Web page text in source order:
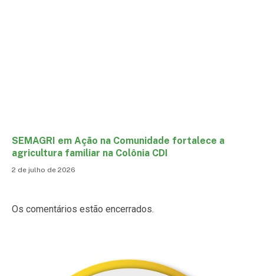
SEMAGRI em Ação na Comunidade fortalece a
agricultura familiar na Colônia CDI
2 de julho de 2026
Os comentários estão encerrados.